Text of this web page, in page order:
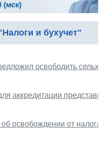
и бухучет"
освободить
аккредитации
освобождении от